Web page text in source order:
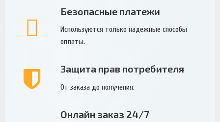
Безопасные платежи
Используются только надежные способы
оплаты.
Защита прав потребителя
От заказа до получения.
Онлайн заказ 24/7